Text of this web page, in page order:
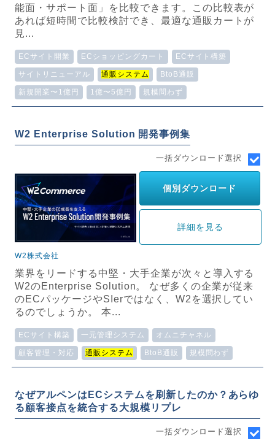
能面・サポート面」を比較できます。この比較表が
あれば短時間で比較検討でき、最適な通販カートが
見...
ECサイト開業 ECショッピングカート ECサイト構築
サイトリニューアル 通販システム BtoB通販
新規開業〜1億円 1億〜5億円 規模問わず
W2 Enterprise Solution 開発事例集
一括ダウンロード選択
個別ダウンロード
詳細を見る
W2株式会社
業界をリードする中堅・大手企業が次々と導入する
W2のEnterprise Solution。 なぜ多くの企業が従来
のECパッケージやSIerではなく、W2を選択してい
るのでしょうか。 本...
ECサイト構築 一元管理システム オムニチャネル
顧客管理・対応 通販システム BtoB通販 規模問わず
なぜアルペンはECシステムを刷新したのか？あらゆ
る顧客接点を統合する大規模リプレ
一括ダウンロード選択